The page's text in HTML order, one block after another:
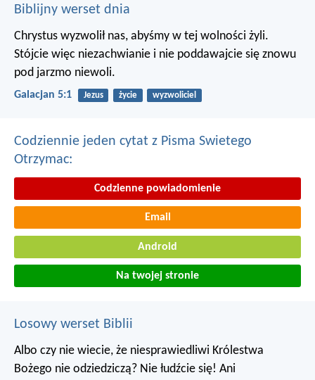
Biblijny werset dnia
Chrystus wyzwolił nas, abyśmy w tej wolności żyli.
Stójcie więc niezachwianie i nie poddawajcie się znowu
pod jarzmo niewoli.
Galacjan 5:1 Jezus życie wyzwoliciel
Codziennie jeden cytat z Pisma Swietego
Otrzymac:
Codzienne powiadomienie
Email
Android
Na twojej stronie
Losowy werset Biblii
Albo czy nie wiecie, że niesprawiedliwi Królestwa
Bożego nie odziedziczą? Nie łudźcie się! Ani